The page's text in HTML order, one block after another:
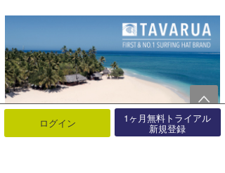
ログイン 1ヶ月無料トライアル
新規登録